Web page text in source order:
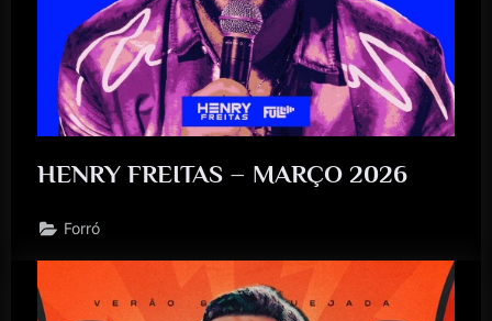
HENRY FREITAS – MARÇO 2026
Forró